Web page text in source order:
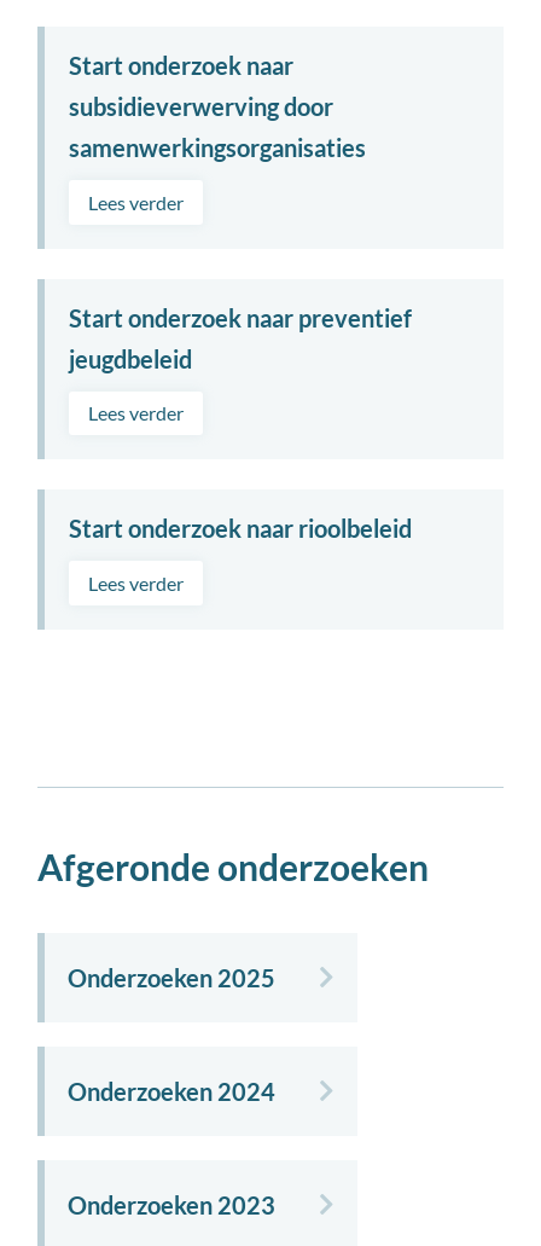
Start onderzoek naar
subsidieverwerving door
samenwerkingsorganisaties
Lees verder
Start onderzoek naar preventief
jeugdbeleid
Lees verder
Start onderzoek naar rioolbeleid
Lees verder
Afgeronde onderzoeken
Onderzoeken 2025
Onderzoeken 2024
Onderzoeken 2023